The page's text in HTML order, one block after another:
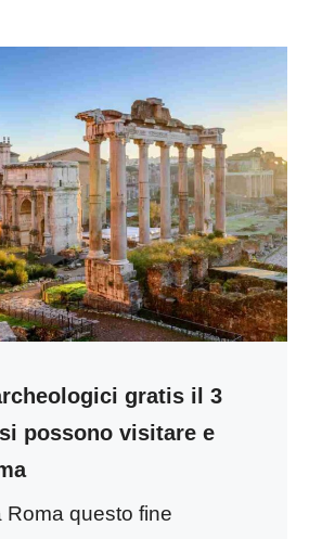
gratis il 3
possono visitare e
Roma questo fine